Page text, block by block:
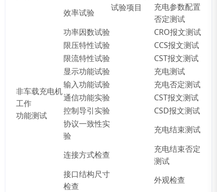
试验项目
效率试验
充电参数配置
否定测试
功率因数试验
CRO报文测试
限压特性试验
CCS报文测试
限流特性试验
CST报文测试
非车载充电机
工作
功能测试
显示功能试验
充电测试
输入功能试验
充电否定测试
通信功能实验
CST报文测试
控制导引实验
CSD报文测试
协议一致性实
验
充电结束测试
连接方式检查
充电结束否定
测试
接口结构尺寸
检查
外观检查